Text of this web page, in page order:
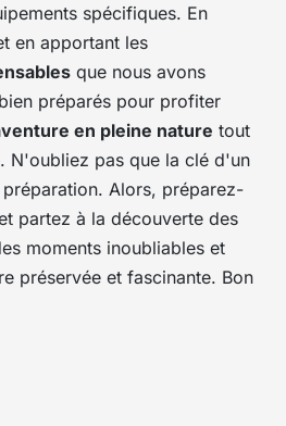
spécifiques. En
en apportant les
que nous avons
préparés pour profiter
en pleine nature tout
N'oubliez pas que la clé d'un
Alors, préparez-
partez à la découverte des
moments inoubliables et
préservée et fascinante. Bon